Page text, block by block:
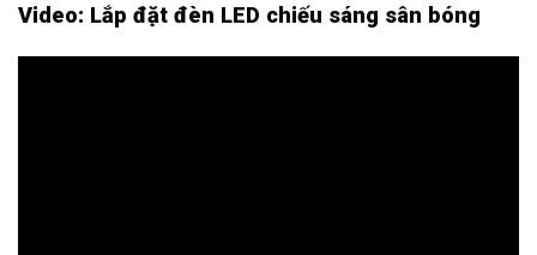
Video: Lắp đặt đèn LED chiếu sáng sân bóng